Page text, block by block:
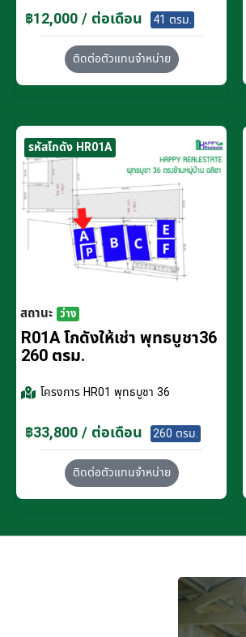
฿12,000 / ต่อเดือน 41 ตรม.
ติดต่อตัวแทนจำหน่าย
รหัสโกดัง HR01A
สถานะ ว่าง
R01A โกดังให้เช่า พุทธบูชา36
260 ตรม.
โครงการHR01 พุทธบูชา 36
฿33,800 / ต่อเดือน 260 ตรม.
ติดต่อตัวแทนจำหน่าย